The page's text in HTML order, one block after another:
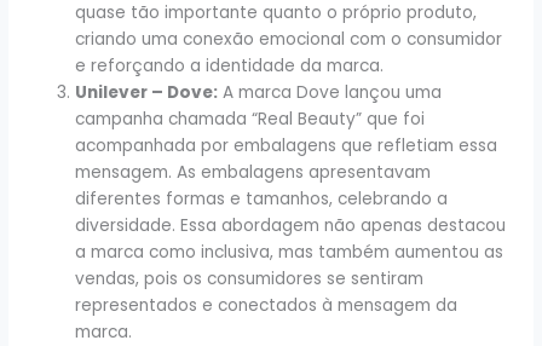
quase tão importante quanto o próprio produto,
criando uma conexão emocional com o consumidor
e reforçando a identidade da marca.
Unilever – Dove: A marca Dove lançou uma
campanha chamada “Real Beauty” que foi
acompanhada por embalagens que refletiam essa
mensagem. As embalagens apresentavam
diferentes formas e tamanhos, celebrando a
diversidade. Essa abordagem não apenas destacou
a marca como inclusiva, mas também aumentou as
vendas, pois os consumidores se sentiram
representados e conectados à mensagem da
marca.